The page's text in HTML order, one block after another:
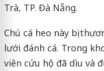
Trà, TP. Đà Nẵng.
Chú cá heo này bị
lưới đánh cá. Trong
viên cứu hộ đã dìu và